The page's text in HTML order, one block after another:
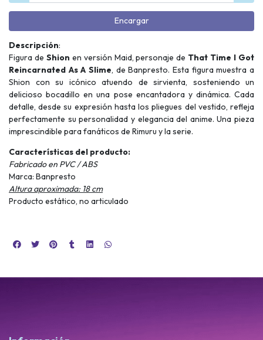
Encargar
Descripción:
Figura de Shion en versión Maid, personaje de That Time I Got
Reincarnated As A Slime, de Banpresto. Esta figura muestra a
Shion con su icónico atuendo de sirvienta, sosteniendo un
delicioso bocadillo en una pose encantadora y dinámica. Cada
detalle, desde su expresión hasta los pliegues del vestido, refleja
perfectamente su personalidad y elegancia del anime. Una pieza
imprescindible para fanáticos de Rimuru y la serie.
Características del producto:
Fabricado en PVC / ABS
Marca: Banpresto
Altura aproximada: 18 cm
Producto estático, no articulado